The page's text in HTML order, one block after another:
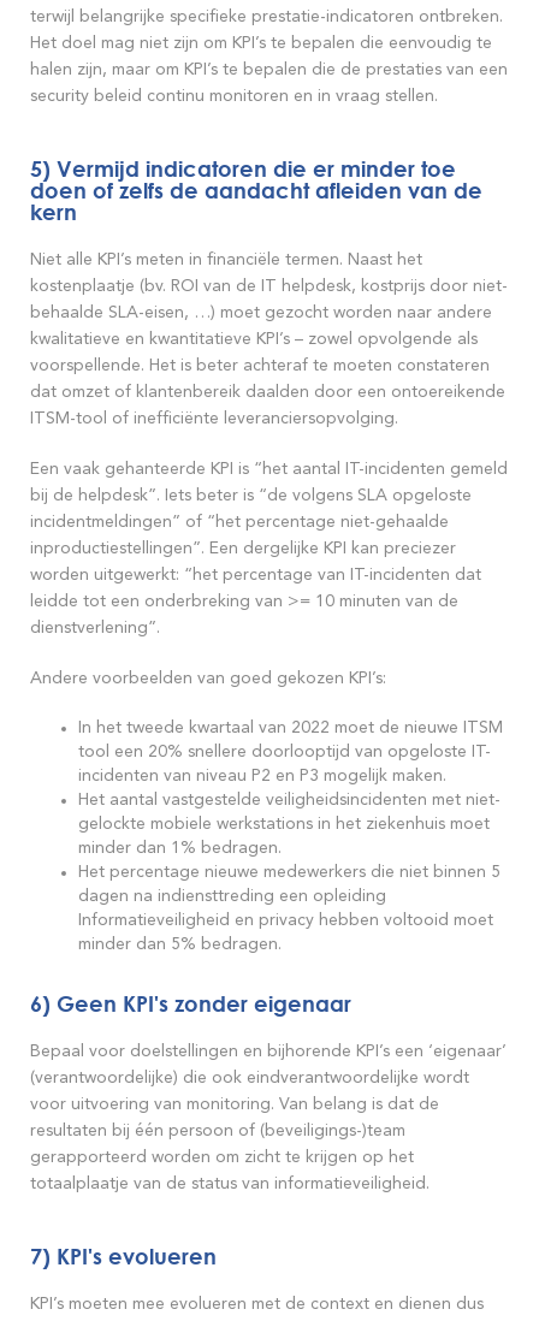
terwijl belangrijke specifieke prestatie-indicatoren ontbreken.
Het doel mag niet zijn om KPI’s te bepalen die eenvoudig te
halen zijn, maar om KPI’s te bepalen die de prestaties van een
security beleid continu monitoren en in vraag stellen.
5) Vermijd indicatoren die er minder toe
doen of zelfs de aandacht afleiden van de
kern
Niet alle KPI’s meten in financiële termen. Naast het
kostenplaatje (bv. ROI van de IT helpdesk, kostprijs door niet-
behaalde SLA-eisen, …) moet gezocht worden naar andere
kwalitatieve en kwantitatieve KPI’s – zowel opvolgende als
voorspellende. Het is beter achteraf te moeten constateren
dat omzet of klantenbereik daalden door een ontoereikende
ITSM-tool of inefficiënte leveranciersopvolging.
Een vaak gehanteerde KPI is “het aantal IT-incidenten gemeld
bij de helpdesk”. Iets beter is “de volgens SLA opgeloste
incidentmeldingen” of “het percentage niet-gehaalde
inproductiestellingen”. Een dergelijke KPI kan preciezer
worden uitgewerkt: “het percentage van IT-incidenten dat
leidde tot een onderbreking van >= 10 minuten van de
dienstverlening”.
Andere voorbeelden van goed gekozen KPI’s:
In het tweede kwartaal van 2022 moet de nieuwe ITSM
tool een 20% snellere doorlooptijd van opgeloste IT-
incidenten van niveau P2 en P3 mogelijk maken.
Het aantal vastgestelde veiligheidsincidenten met niet-
gelockte mobiele werkstations in het ziekenhuis moet
minder dan 1% bedragen.
Het percentage nieuwe medewerkers die niet binnen 5
dagen na indiensttreding een opleiding
Informatieveiligheid en privacy hebben voltooid moet
minder dan 5% bedragen.
6) Geen KPI's zonder eigenaar
Bepaal voor doelstellingen en bijhorende KPI’s een ‘eigenaar’
(verantwoordelijke) die ook eindverantwoordelijke wordt
voor uitvoering van monitoring. Van belang is dat de
resultaten bij één persoon of (beveiligings-)team
gerapporteerd worden om zicht te krijgen op het
totaalplaatje van de status van informatieveiligheid.
7) KPI's evolueren
KPI’s moeten mee evolueren met de context en dienen dus